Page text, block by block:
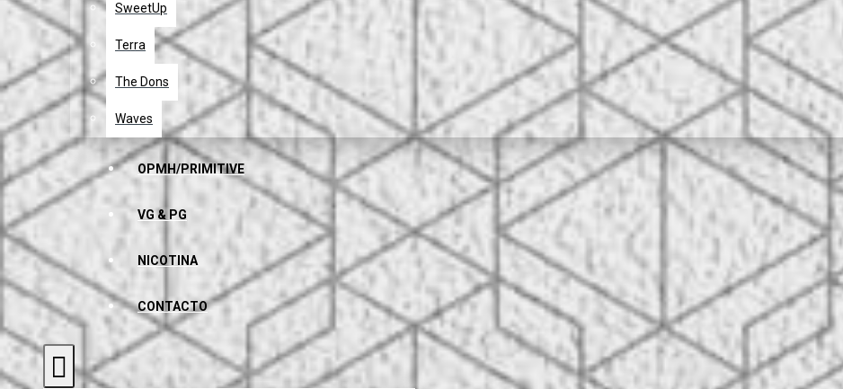
SweetUp
Terra
The Dons
Waves
OPMH/PRIMITIVE
VG & PG
NICOTINA
CONTACTO